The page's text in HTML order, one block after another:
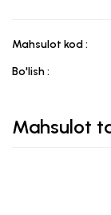
Mahsulot kod :
Bo'lish :
Mahsulot